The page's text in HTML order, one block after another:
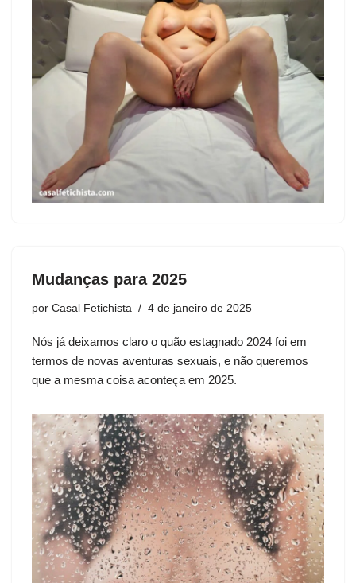
Mudanças para 2025
por Casal Fetichista 4 de janeiro de 2025
Nós já deixamos claro o quão estagnado 2024 foi em
termos de novas aventuras sexuais, e não queremos
que a mesma coisa aconteça em 2025.